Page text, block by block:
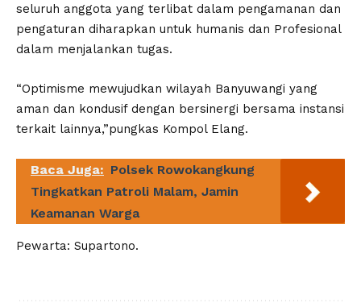
seluruh anggota yang terlibat dalam pengamanan dan
pengaturan diharapkan untuk humanis dan Profesional
dalam menjalankan tugas.
“Optimisme mewujudkan wilayah Banyuwangi yang
aman dan kondusif dengan bersinergi bersama instansi
terkait lainnya,”pungkas Kompol Elang.
Baca Juga: Polsek Rowokangkung
Tingkatkan Patroli Malam, Jamin
Keamanan Warga
Pewarta: Supartono.